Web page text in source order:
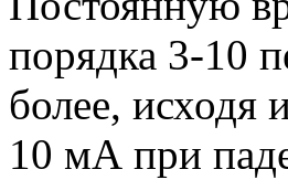
порядка 3-10
более, исходя
10 мА при